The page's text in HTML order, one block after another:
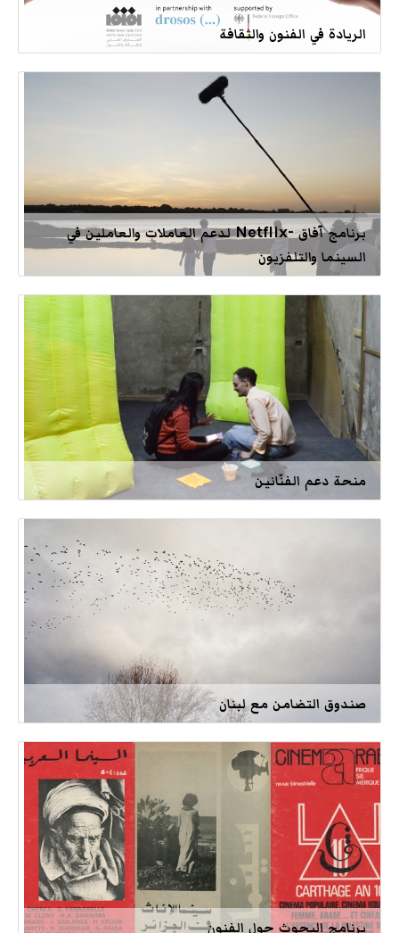
الريادة في الفنون والثقافة
برنامج آفاق -Netflix لدعم العاملات والعاملين في
السينما والتلفزيون
منحة دعم الفنّانين
صندوق التضامن مع لبنان
برنامج البحوث حول الفنون